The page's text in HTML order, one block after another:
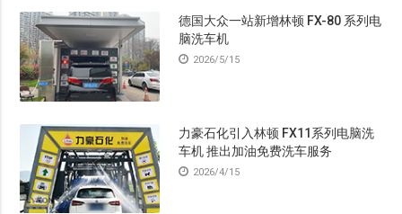
德国大众一站新增林顿 FX-80 系列电
脑洗车机
2026/5/15
力豪石化引入林顿 FX11系列电脑洗
车机 推出加油免费洗车服务
2026/4/15